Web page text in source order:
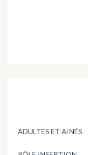
ADULTES ET AINÉS